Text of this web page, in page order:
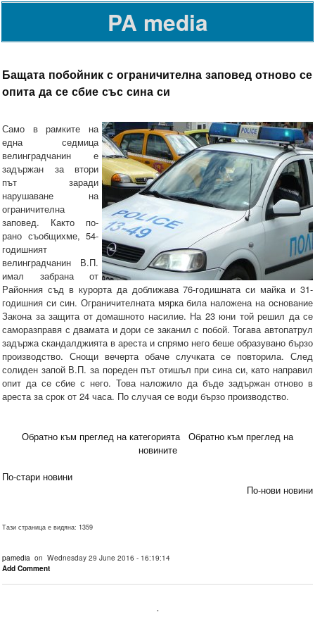
PA media
Бащата побойник с ограничителна заповед отново се
опита да се сбие със сина си
Само в рамките на
една седмица
велинградчанин е
задържан за втори
път заради
нарушаване на
ограничителна
заповед. Както по-
рано съобщихме, 54-
годишният
велинградчанин В.П.
имал забрана от
Районния съд в курорта да доближава 76-годишната си майка и 31-
годишния си син. Ограничителната мярка била наложена на основание
Закона за защита от домашното насилие. На 23 юни той решил да се
саморазправя с двамата и дори се заканил с побой. Тогава автопатрул
задържа скандалджията в ареста и спрямо него беше образувано бързо
производство. Снощи вечерта обаче случката се повторила. След
солиден запой В.П. за пореден път отишъл при сина си, като направил
опит да се сбие с него. Това наложило да бъде задържан отново в
ареста за срок от 24 часа. По случая се води бързо производство.
Обратно към преглед на категорията
Обратно към преглед на
новините
По-стари новини
По-нови новини
Тази страница е видяна: 1359
pamedia on Wednesday 29 June 2016 - 16:19:14
Add Comment
.